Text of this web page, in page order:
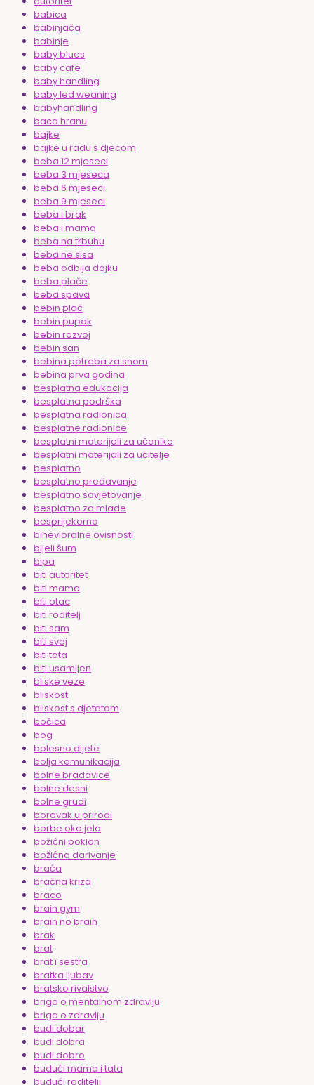
babica
babinjača
babinje
baby blues
baby cafe
baby handling
baby led weaning
babyhandling
baca hranu
bajke
bajke u radu s djecom
beba 12 mjeseci
beba 3 mjeseca
beba 6 mjeseci
beba 9 mjeseci
beba i brak
beba i mama
beba na trbuhu
beba ne sisa
beba odbija dojku
beba plače
beba spava
bebin plač
bebin pupak
bebin razvoj
bebin san
bebina potreba za snom
bebina prva godina
besplatna edukacija
besplatna podrška
besplatna radionica
besplatne radionice
besplatni materijali za učenike
besplatni materijali za učitelje
besplatno
besplatno predavanje
besplatno savjetovanje
besplatno za mlade
besprijekorno
bihevioralne ovisnosti
bijeli šum
bipa
biti autoritet
biti mama
biti otac
biti roditelj
biti sam
biti svoj
biti tata
biti usamljen
bliske veze
bliskost
bliskost s djetetom
bočica
bog
bolesno dijete
bolja komunikacija
bolne bradavice
bolne desni
bolne grudi
boravak u prirodi
borbe oko jela
božićni poklon
božićno darivanje
braća
bračna kriza
braco
brain gym
brain no brain
brak
brat
brat i sestra
bratka ljubav
bratsko rivalstvo
briga o mentalnom zdravlju
briga o zdravlju
budi dobar
budi dobra
budi dobro
budući mama i tata
budući roditelji